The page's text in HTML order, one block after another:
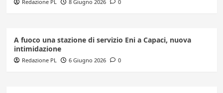
Redazione PL 8 Giugno 2026 0
A fuoco una stazione di servizio Eni a Capaci, nuova
intimidazione
Redazione PL 6 Giugno 2026 0